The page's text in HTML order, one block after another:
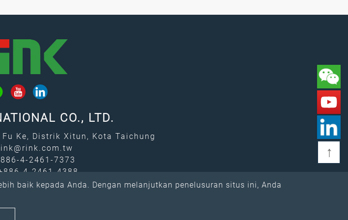
baik kepada Anda. Dengan melanjutkan penelusuran situs ini, Anda
CO., LTD.
Ke, Distrik Xitun, Kota Taichung
4-2461-7373
4-2461-4388
↑